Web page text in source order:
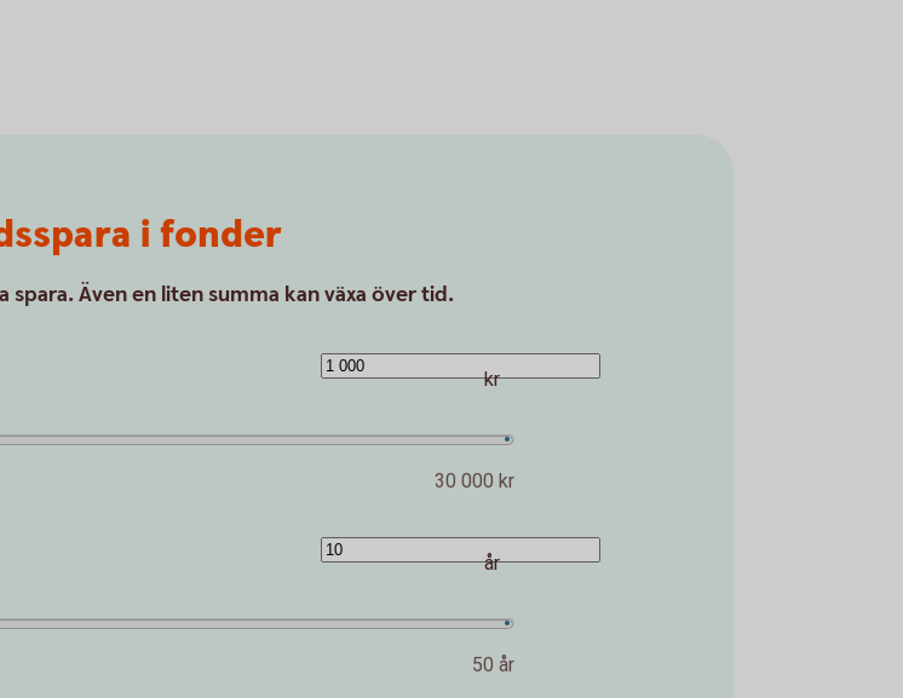
i fonder
Även en liten summa kan växa över tid.
30 000 kr
kr
50 år
år